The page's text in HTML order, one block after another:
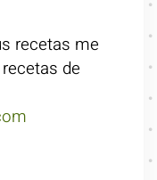
recetas me
de